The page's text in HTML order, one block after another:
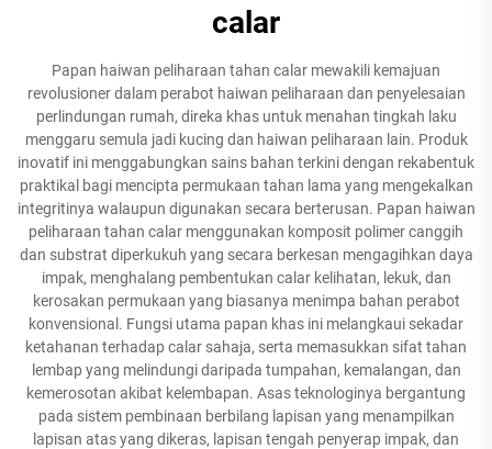
calar
Papan haiwan peliharaan tahan calar mewakili kemajuan
revolusioner dalam perabot haiwan peliharaan dan penyelesaian
perlindungan rumah, direka khas untuk menahan tingkah laku
menggaru semula jadi kucing dan haiwan peliharaan lain. Produk
inovatif ini menggabungkan sains bahan terkini dengan rekabentuk
praktikal bagi mencipta permukaan tahan lama yang mengekalkan
integritinya walaupun digunakan secara berterusan. Papan haiwan
peliharaan tahan calar menggunakan komposit polimer canggih
dan substrat diperkukuh yang secara berkesan mengagihkan daya
impak, menghalang pembentukan calar kelihatan, lekuk, dan
kerosakan permukaan yang biasanya menimpa bahan perabot
konvensional. Fungsi utama papan khas ini melangkaui sekadar
ketahanan terhadap calar sahaja, serta memasukkan sifat tahan
lembap yang melindungi daripada tumpahan, kemalangan, dan
kemerosotan akibat kelembapan. Asas teknologinya bergantung
pada sistem pembinaan berbilang lapisan yang menampilkan
lapisan atas yang dikeras, lapisan tengah penyerap impak, dan